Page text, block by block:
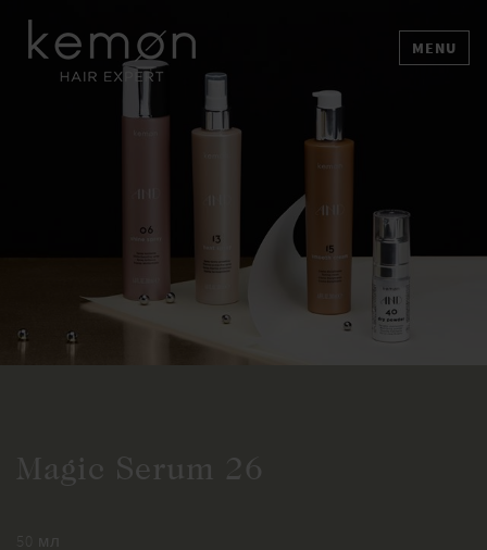
MENU
Magic Serum 26
50 мл